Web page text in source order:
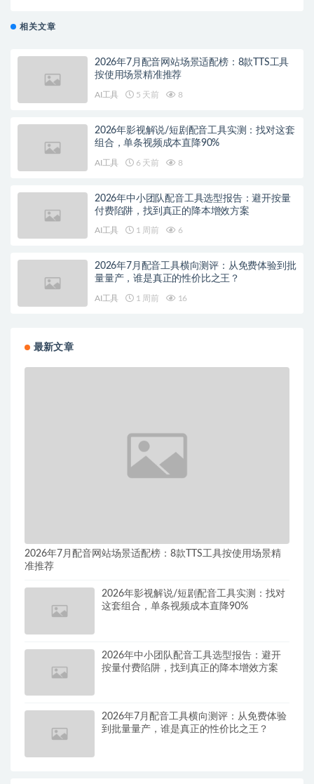
相关文章
2026年7月配音网站场景适配榜：8款TTS工具
按使用场景精准推荐
AI工具 5 天前 8
2026年影视解说/短剧配音工具实测：找对这套
组合，单条视频成本直降90%
AI工具 6 天前 8
2026年中小团队配音工具选型报告：避开按量
付费陷阱，找到真正的降本增效方案
AI工具 1 周前 6
2026年7月配音工具横向测评：从免费体验到批
量量产，谁是真正的性价比之王？
AI工具 1 周前 16
最新文章
2026年7月配音网站场景适配榜：8款TTS工具按使用场景精
准推荐
2026年影视解说/短剧配音工具实测：找对
这套组合，单条视频成本直降90%
2026年中小团队配音工具选型报告：避开
按量付费陷阱，找到真正的降本增效方案
2026年7月配音工具横向测评：从免费体验
到批量量产，谁是真正的性价比之王？